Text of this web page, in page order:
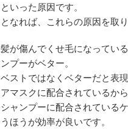
といった原因です。
となれば、これらの原因を取
髪が傷んでくせ毛になってい
ンプーがベター。
ベストではなくベターだと表
アマスクに配合されているから
シャンプーに配合されている
うほうが効率が良いです。